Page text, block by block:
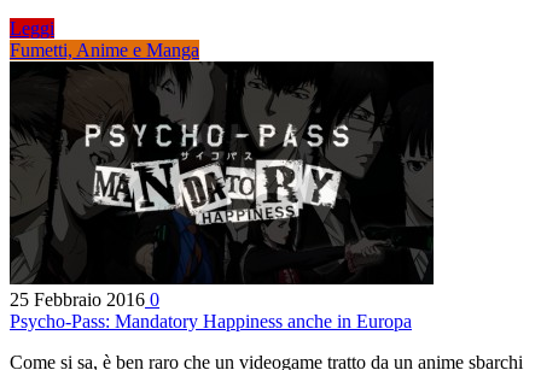
Leggi
Fumetti, Anime e Manga
25 Febbraio 2016 0
Psycho-Pass: Mandatory Happiness anche in Europa
Come si sa, è ben raro che un videogame tratto da un anime sbarchi